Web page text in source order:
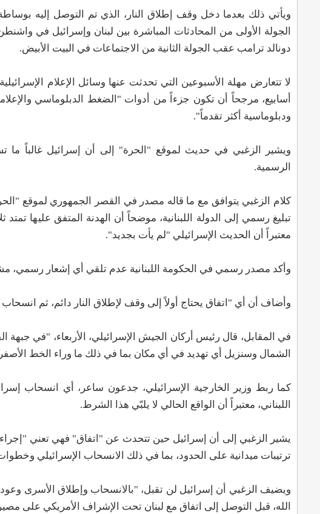
دونالد ترامب عقب الجولة الثانية من الاجتماعات في البيت الأبيض.
لا تتعارض مهلة الأسبوعين التي تحدثت عنها وسائل الإعلام
أسابيع، مرجحاً أن تكون جزءاً من أدوات "الضغط الدبلوماسي
ودبلوماسية أكثر تقدماً".
ويشير الزغبي في حديث لموقع "الحرة" إلى أن إسرائيل غالباً ما
الرسمية.
كلام الزغبي يتوافق مع ما قاله مصدر في القصر الجمهوري لموقع
تبليغ رسمي إلى الدولة اللبنانية، موضحاً أن الهدنة المتفق عليها
معتبراً أن الحديث الإسرائيلي "لم يأت بجديد".
وأكد مصدر رسمي في الحكومة اللبنانية عدم تلقي أي إشعار رسمي،
وأضاف أن أي "اتفاق يحتاج أولاً إلى وقف لإطلاق النار دائم، ثم انسحاب
في المقابل، قال رئيس أركان الجيش الإسرائيلي، الأربعاء، "في جبهة
الشمال وسنزيل أي تهديد في أي مكان بما في ذلك ما وراء الخط
كما ربط وزير الخارجية الإسرائيلي، جدعون ساعر، أي انسحاب
اللبناني، معتبراً أن الواقع الحالي لا يلبّي هذا الشرط.
يشير الزغبي إلى أن إسرائيل حين تتحدث عن "اتفاق" فهي تعني
ترتيبات ميدانية على الحدود، بما في ذلك الانسحاب الإسرائيلي
ويضيف الزغبي أن إسرائيل لن تقبل، "بالانسحاب وإطلاق الأسرى
الله، قبل التوصل إلى اتفاق مع لبنان تحت الإشراف الأمريكي على